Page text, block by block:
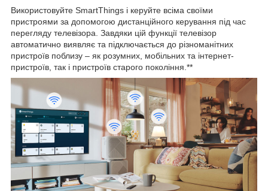
Використовуйте SmartThings і керуйте всіма своїми
пристроями за допомогою дистанційного керування під час
перегляду телевізора. Завдяки цій функції телевізор
автоматично виявляє та підключається до різноманітних
пристроїв поблизу – як розумних, мобільних та інтернет-
пристроїв, так і пристроїв старого покоління.**